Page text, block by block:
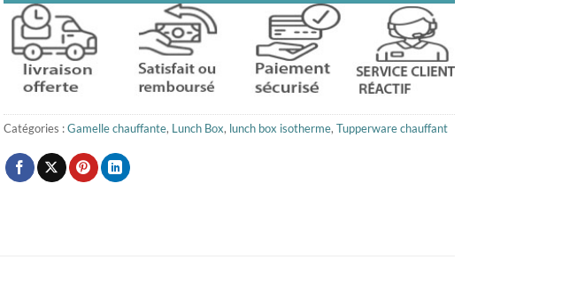
Catégories :Gamelle chauffante, Lunch Box, lunch box isotherme, Tupperware chauffant